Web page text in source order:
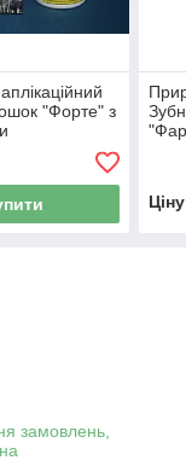
"Форте" з
40г
замовлень,